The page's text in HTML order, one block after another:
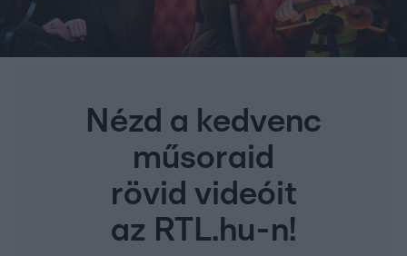
Nézd a kedvenc
műsoraid
rövid videóit
az RTL.hu-n!